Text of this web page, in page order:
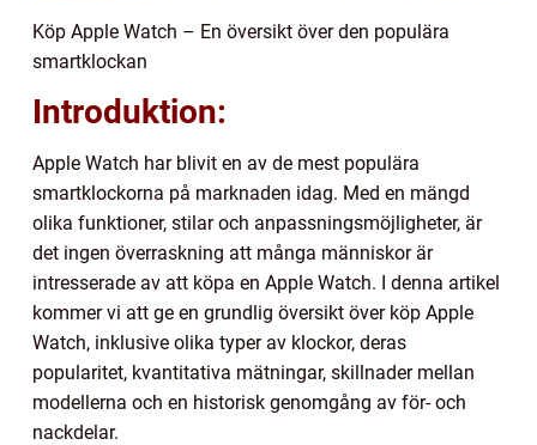
Köp Apple Watch – En översikt över den populära
smartklockan
Introduktion:
Apple Watch har blivit en av de mest populära
smartklockorna på marknaden idag. Med en mängd
olika funktioner, stilar och anpassningsmöjligheter, är
det ingen överraskning att många människor är
intresserade av att köpa en Apple Watch. I denna artikel
kommer vi att ge en grundlig översikt över köp Apple
Watch, inklusive olika typer av klockor, deras
popularitet, kvantitativa mätningar, skillnader mellan
modellerna och en historisk genomgång av för- och
nackdelar.